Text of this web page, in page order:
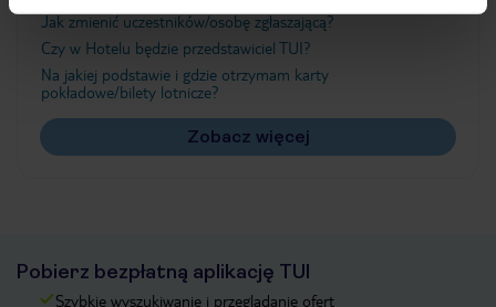
Jak zmienić uczestników/osobę zgłaszającą?
Czy w Hotelu będzie przedstawiciel TUI?
Na jakiej podstawie i gdzie otrzymam karty
pokładowe/bilety lotnicze?
Zobacz więcej
Pobierz bezpłatną aplikację TUI
Szybkie wyszukiwanie i przeglądanie ofert